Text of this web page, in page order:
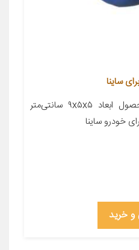
معرفی محصول جزئیات محصول ابعاد ۹x۵x۵ سانتی‌متر
خودرو ساینا
و خرید